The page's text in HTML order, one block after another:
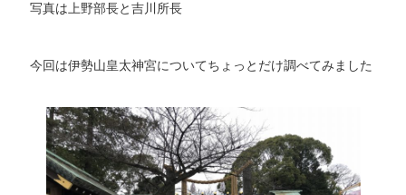
写真は上野部長と吉川所長
今回は伊勢山皇太神宮についてちょっとだけ調べてみました